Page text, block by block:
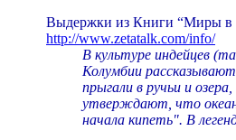
Выдержки из Книги “Миры в
http://www.zetatalk.com/info/
В культуре индейцев
Колумбии
прыгали в ручьи и
утверждают, что океан
начала кипеть". В